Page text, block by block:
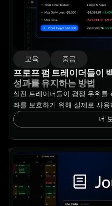
교육 중급
프로프 펌 트레이더들이
성과를 유지하는 방법
실전 트레이더들이 경쟁 우위를
좌를 보호하기 위해 실제로 사
더